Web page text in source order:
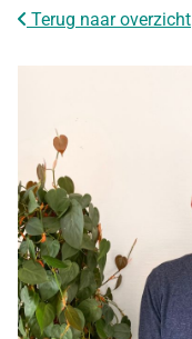
Terug naar overzicht